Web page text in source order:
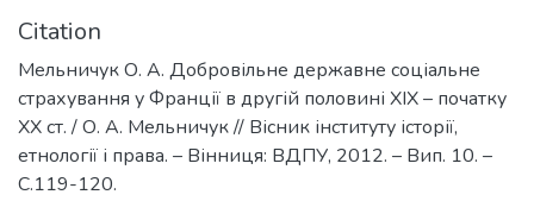
Citation
Мельничук О. А. Добровільне державне соціальне
страхування у Франції в другій половині ХІХ – початку
ХХ ст. / О. А. Мельничук // Вісник інституту історії,
етнології і права. – Вінниця: ВДПУ, 2012. – Вип. 10. –
С.119-120.